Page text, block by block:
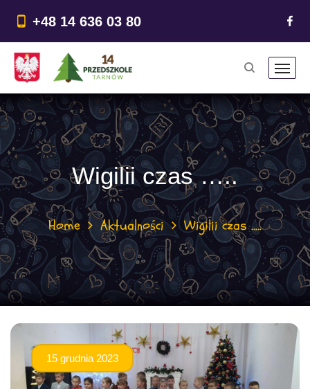
treści
+48 14 636 03 80
Wigilii czas …..
Home Aktualności Wigilii czas …..
15 grudnia 2023